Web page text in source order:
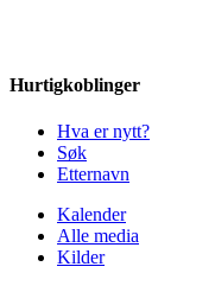
Hurtigkoblinger
Hva er nytt?
Søk
Etternavn
Kalender
Alle media
Kilder